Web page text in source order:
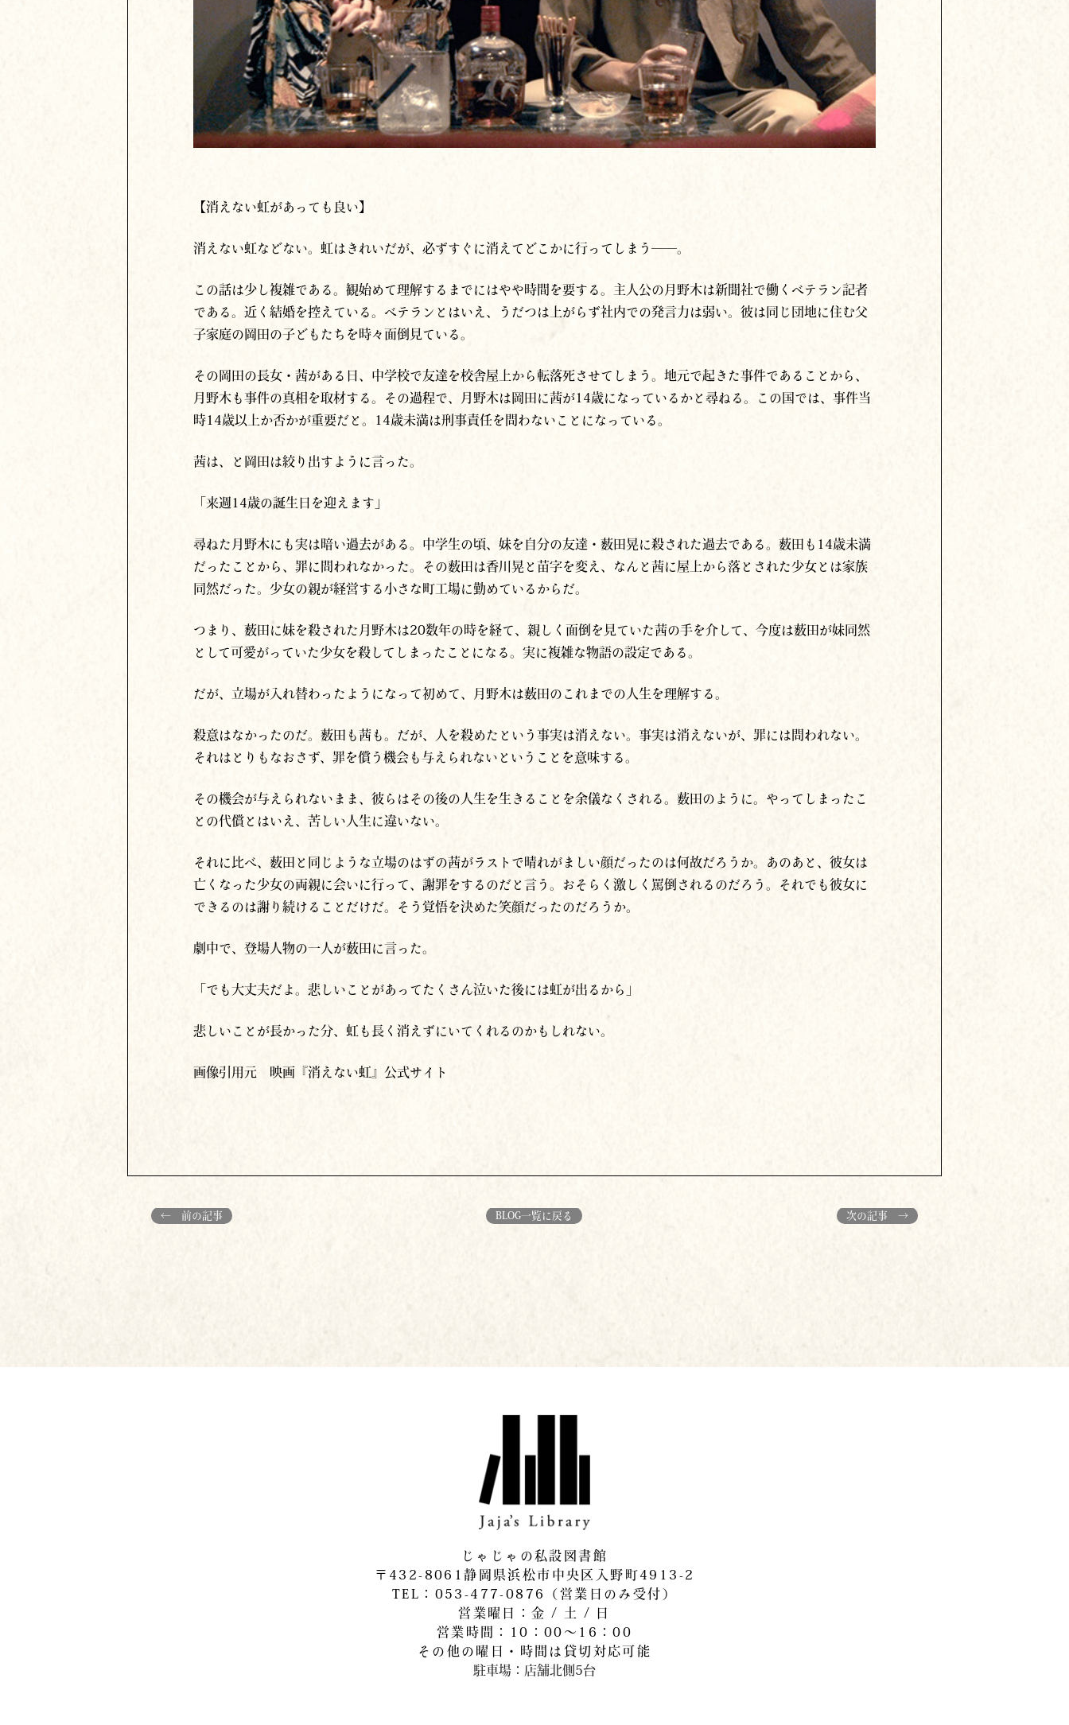
【消えない虹があっても良い】
消えない虹などない。虹はきれいだが、必ずすぐに消えてどこかに行ってしまう──。
この話は少し複雑である。観始めて理解するまでにはやや時間を要する。主人公の月野木は新聞社で働くベテラン記者
である。近く結婚を控えている。ベテランとはいえ、うだつは上がらず社内での発言力は弱い。彼は同じ団地に住む父
子家庭の岡田の子どもたちを時々面倒見ている。
その岡田の長女・茜がある日、中学校で友達を校舎屋上から転落死させてしまう。地元で起きた事件であることから、
月野木も事件の真相を取材する。その過程で、月野木は岡田に茜が14歳になっているかと尋ねる。この国では、事件当
時14歳以上か否かが重要だと。14歳未満は刑事責任を問わないことになっている。
茜は、と岡田は絞り出すように言った。
「来週14歳の誕生日を迎えます」
尋ねた月野木にも実は暗い過去がある。中学生の頃、妹を自分の友達・薮田晃に殺された過去である。薮田も14歳未満
だったことから、罪に問われなかった。その薮田は香川晃と苗字を変え、なんと茜に屋上から落とされた少女とは家族
同然だった。少女の親が経営する小さな町工場に勤めているからだ。
つまり、薮田に妹を殺された月野木は20数年の時を経て、親しく面倒を見ていた茜の手を介して、今度は薮田が妹同然
として可愛がっていた少女を殺してしまったことになる。実に複雑な物語の設定である。
だが、立場が入れ替わったようになって初めて、月野木は薮田のこれまでの人生を理解する。
殺意はなかったのだ。薮田も茜も。だが、人を殺めたという事実は消えない。事実は消えないが、罪には問われない。
それはとりもなおさず、罪を償う機会も与えられないということを意味する。
その機会が与えられないまま、彼らはその後の人生を生きることを余儀なくされる。薮田のように。やってしまったこ
との代償とはいえ、苦しい人生に違いない。
それに比べ、薮田と同じような立場のはずの茜がラストで晴れがましい顔だったのは何故だろうか。あのあと、彼女は
亡くなった少女の両親に会いに行って、謝罪をするのだと言う。おそらく激しく罵倒されるのだろう。それでも彼女に
できるのは謝り続けることだけだ。そう覚悟を決めた笑顔だったのだろうか。
劇中で、登場人物の一人が薮田に言った。
「でも大丈夫だよ。悲しいことがあってたくさん泣いた後には虹が出るから」
悲しいことが長かった分、虹も長く消えずにいてくれるのかもしれない。
画像引用元 映画『消えない虹』公式サイト
← 前の記事 BLOG一覧に戻る 次の記事 →
じゃじゃの私設図書館
〒432-8061静岡県浜松市中央区入野町4913-2
​TEL：053-477-0876（営業日のみ受付）
営業曜日：金 / 土 / 日
営業時間：10：00～16：00
その他の曜日・時間は貸切対応可能
駐車場：店舗北側5台